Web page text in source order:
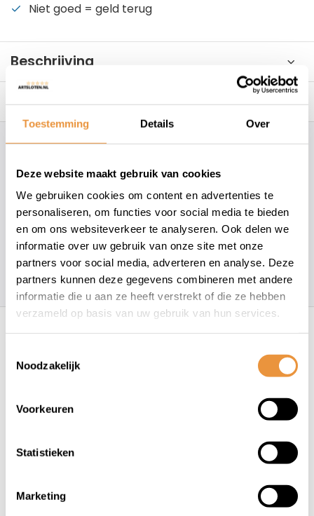
Toestemming Details Over
Deze website maakt gebruik van cookies
We gebruiken cookies om content en advertenties te
personaliseren, om functies voor social media te bieden
en om ons websiteverkeer te analyseren. Ook delen we
informatie over uw gebruik van onze site met onze
partners voor social media, adverteren en analyse. Deze
partners kunnen deze gegevens combineren met andere
informatie die u aan ze heeft verstrekt of die ze hebben
verzameld op basis van uw gebruik van hun services.
Noodzakelijk
Voorkeuren
Statistieken
Marketing
Niet goed = geld terug
Beschrijving
Reviews 0/10
+31 78 780 2330
info@artsloten.nl
157 klanten geven een 4.7/ 5 op
Recent bekeken
(werkplaatsdoos Ã 10 stuks)